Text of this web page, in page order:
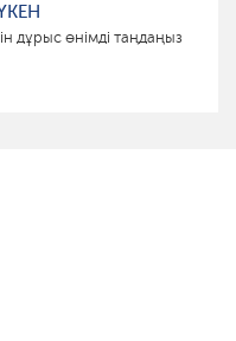
дұрыс өнімді таңдаңыз